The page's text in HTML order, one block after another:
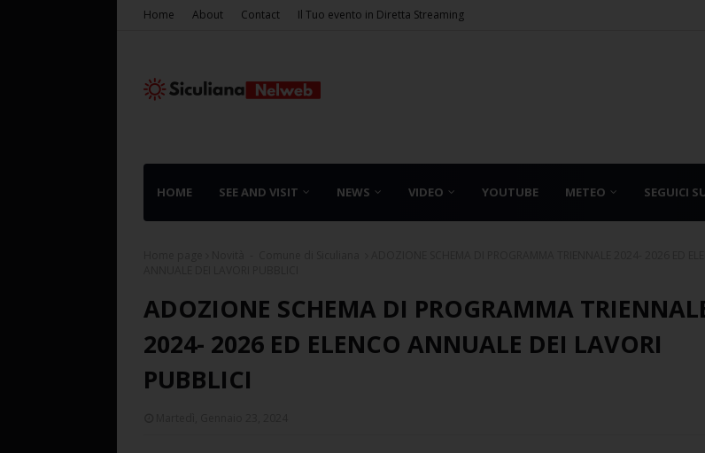
Home About Contact Il Tuo evento in Diretta Streaming
HOME SEE AND VISIT NEWS VIDEO YOUTUBE METEO SEGUICI
ADOZIONE SCHEMA DI PROGRAMMA
2024- 2026 ED ELENCO ANNUALE DEI LAVORI
PUBBLICI